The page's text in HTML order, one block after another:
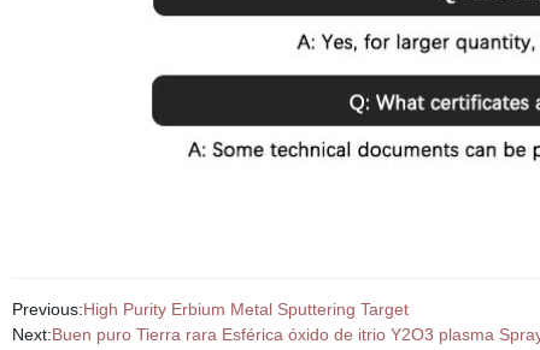
Previous:High Purity Erbium Metal Sputtering Target
Next:Buen puro Tierra rara Esférica óxido de itrio Y2O3 plasma